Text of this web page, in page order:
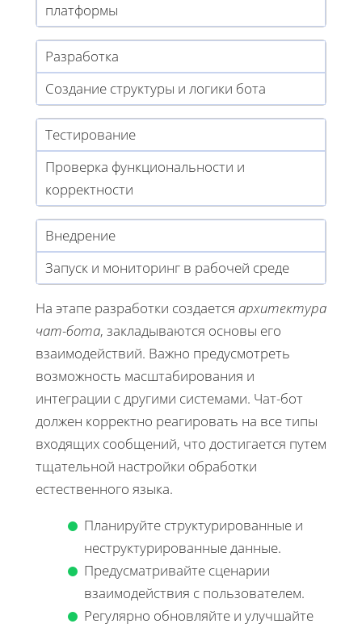
платформы
Разработка
Создание структуры и логики бота
Тестирование
Проверка функциональности и
корректности
Внедрение
Запуск и мониторинг в рабочей среде
На этапе разработки создается архитектура
чат-бота, закладываются основы его
взаимодействий. Важно предусмотреть
возможность масштабирования и
интеграции с другими системами. Чат-бот
должен корректно реагировать на все типы
входящих сообщений, что достигается путем
тщательной настройки обработки
естественного языка.
Планируйте структурированные и
неструктурированные данные.
Предусматривайте сценарии
взаимодействия с пользователем.
Регулярно обновляйте и улучшайте